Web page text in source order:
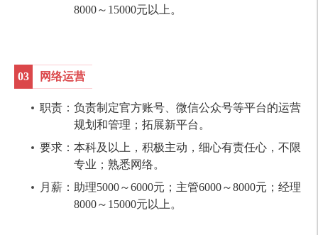
8000～15000元以上。
03 网络运营
职责：负责制定官方账号、微信公众号等平台的运营
规划和管理；拓展新平台。
要求：本科及以上，积极主动，细心有责任心，不限
专业；熟悉网络。
月薪：助理5000～6000元；主管6000～8000元；经理
8000～15000元以上。